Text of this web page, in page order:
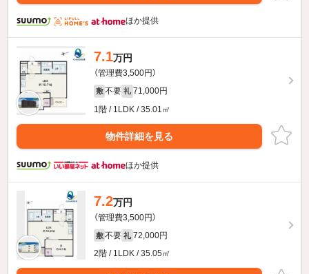
ほか提供
7.1万円
（管理費3,500円）
敷 不要 礼 71,000円
1階 / 1LDK / 35.01㎡
物件詳細を見る
ほか提供
7.2万円
（管理費3,500円）
敷 不要 礼 72,000円
2階 / 1LDK / 35.05㎡